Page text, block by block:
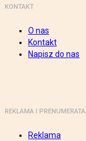
KONTAKT
O nas
Kontakt
Napisz do nas
REKLAMA I PRENUMERATA
Reklama